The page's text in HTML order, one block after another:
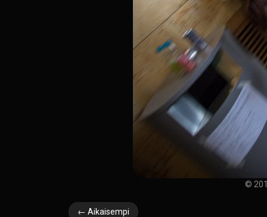
©
← Aikaisempi